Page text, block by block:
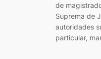
de
Suprema de
autoridades
particular,